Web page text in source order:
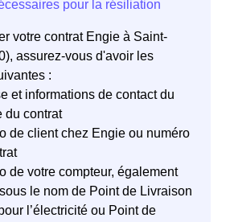
votre contrat Engie à Saint-
assurez-vous d'avoir les
:
et informations de contact du
du contrat
de client chez Engie ou numéro
de votre compteur, également
le nom de Point de Livraison
l’électricité ou Point de